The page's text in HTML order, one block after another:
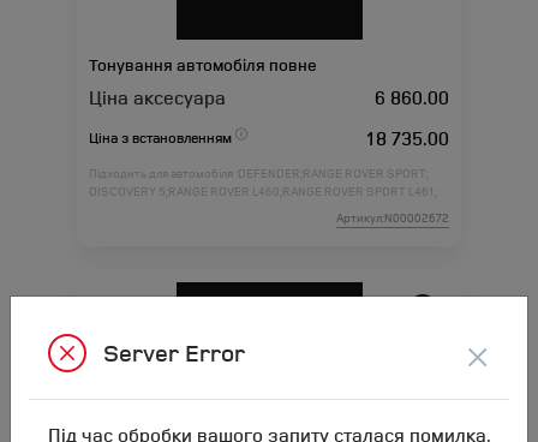
Тонування автомобіля повне
Ціна аксесуара 6 860.00
Ціна з встановленням 18 735.00
Підходить для автомобіля : DEFENDER; RANGE ROVER SPORT;
DISCOVERY 5; RANGE ROVER L460; RANGE ROVER SPORT L461;
Артикул:N00002672
Server Error ×
Під час обробки вашого запиту сталася помилка.